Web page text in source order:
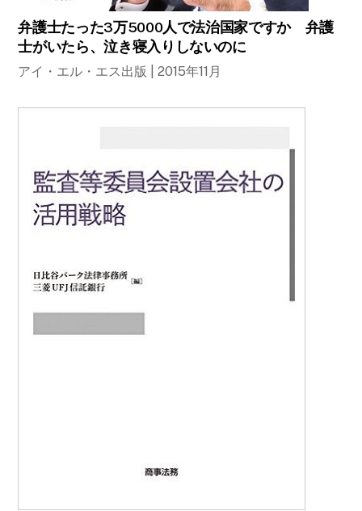
弁護士たった3万5000人で法治国家ですか 弁護
士がいたら、泣き寝入りしないのに
アイ・エル・エス出版 | 2015年11月